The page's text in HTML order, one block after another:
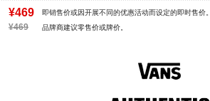
¥469 即销售价或因开展不同的优惠活动而设定的即时售价。
¥469 品牌商建议零售价或牌价。